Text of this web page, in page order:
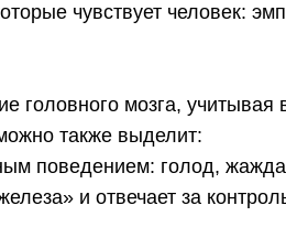
чувствует человек:
головного мозга, учитывая
также выделит:
поведением: голод,
и отвечает за